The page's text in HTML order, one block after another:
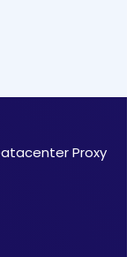
Proxy